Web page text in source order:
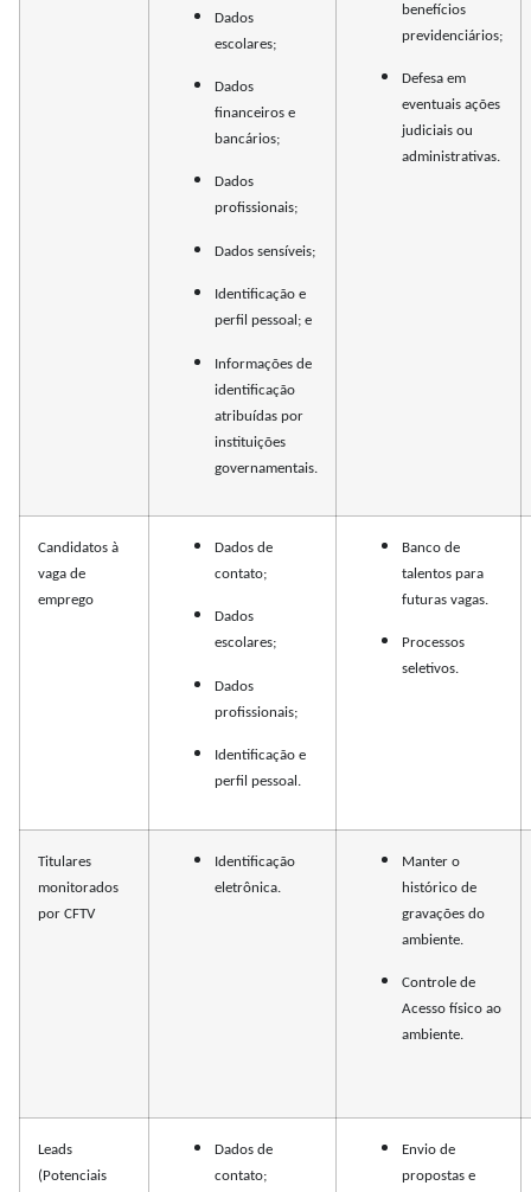
Dados
escolares;
Dados
financeiros e
bancários;
Dados
profissionais;
Dados sensíveis;
Identificação e
perfil pessoal; e
Informações de
identificação
atribuídas por
instituições
governamentais.
benefícios
previdenciários;
Defesa em
eventuais ações
judiciais ou
administrativas.
Candidatos à
vaga de
emprego
Dados de
contato;
Dados
escolares;
Dados
profissionais;
Identificação e
perfil pessoal.
Banco de
talentos para
futuras vagas.
Processos
seletivos.
Titulares
monitorados
por CFTV
Identificação
eletrônica.
Manter o
histórico de
gravações do
ambiente.
Controle de
Acesso físico ao
ambiente.
Leads
(Potenciais
Dados de
contato;
Envio de
propostas e